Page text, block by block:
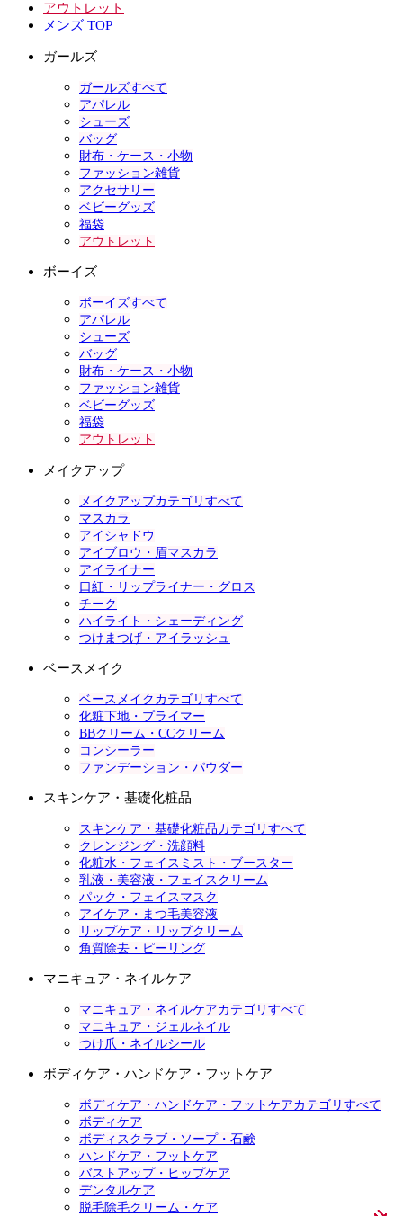
アウトレット
メンズ TOP
ガールズ
ガールズすべて
アパレル
シューズ
バッグ
財布・ケース・小物
ファッション雑貨
アクセサリー
ベビーグッズ
福袋
アウトレット
ボーイズ
ボーイズすべて
アパレル
シューズ
バッグ
財布・ケース・小物
ファッション雑貨
ベビーグッズ
福袋
アウトレット
メイクアップ
メイクアップカテゴリすべて
マスカラ
アイシャドウ
アイブロウ・眉マスカラ
アイライナー
口紅・リップライナー・グロス
チーク
ハイライト・シェーディング
つけまつげ・アイラッシュ
ベースメイク
ベースメイクカテゴリすべて
化粧下地・プライマー
BBクリーム・CCクリーム
コンシーラー
ファンデーション・パウダー
スキンケア・基礎化粧品
スキンケア・基礎化粧品カテゴリすべて
クレンジング・洗顔料
化粧水・フェイスミスト・ブースター
乳液・美容液・フェイスクリーム
パック・フェイスマスク
アイケア・まつ毛美容液
リップケア・リップクリーム
角質除去・ピーリング
マニキュア・ネイルケア
マニキュア・ネイルケアカテゴリすべて
マニキュア・ジェルネイル
つけ爪・ネイルシール
ボディケア・ハンドケア・フットケア
ボディケア・ハンドケア・フットケアカテゴリすべて
ボディケア
ボディスクラブ・ソープ・石鹸
ハンドケア・フットケア
バストアップ・ヒップケア
デンタルケア
脱毛除毛クリーム・ケア